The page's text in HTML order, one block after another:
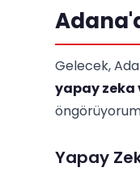
Gelecek,
yapay zeka
Yapay